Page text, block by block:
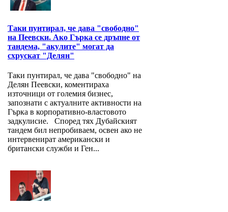
Таки пунтирал, че дава "свободно"
на Пеевски. Ако Гърка се дръпне от
тандема, "акулите" могат да
схрускат "Делян"
Таки пунтирал, че дава "свободно" на
Делян Пеевски, коментираха
източници от големия бизнес,
запознати с актуалните активности на
Гърка в корпоративно-властовото
задкулисие. Според тях Дубайският
тандем бил непробиваем, освен ако не
интервенират американски и
британски служби и Ген...